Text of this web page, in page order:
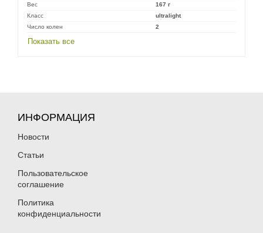
Вес
167 г
Класс
ultralight
Число колен
2
Показать все
ИНФОРМАЦИЯ
Новости
Статьи
Пользовательское
соглашение
Политика
конфиденциальности